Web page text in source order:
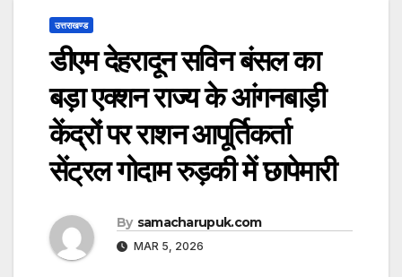
उत्तराखण्ड
डीएम देहरादून सविन बंसल का
बड़ा एक्शन राज्य के आंगनबाड़ी
केंद्रों पर राशन आपूर्तिकर्ता
सेंट्रल गोदाम रुड़की में छापेमारी
By samacharupuk.com
MAR 5, 2026